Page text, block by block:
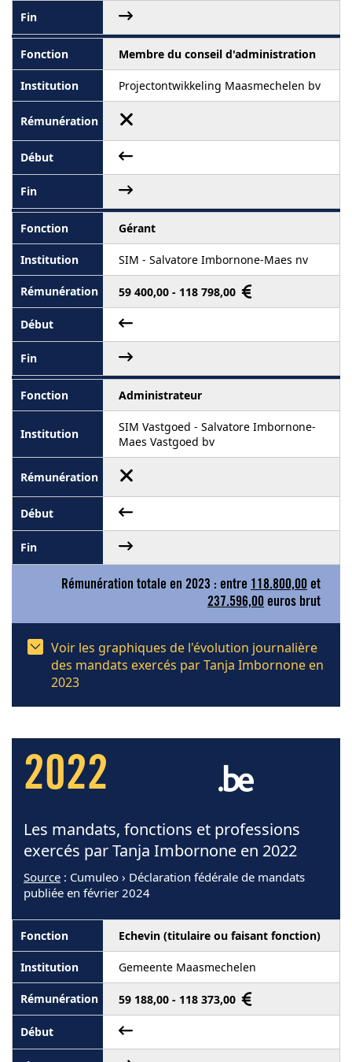
Membre du conseil d'administration
Projectontwikkeling Maasmechelen bv
Gérant
SIM - Salvatore Imbornone-Maes nv
59 400,00 - 118 798,00
Administrateur
SIM Vastgoed - Salvatore Imbornone-
Maes Vastgoed bv
Rémunération totale en 2023 : entre 118.800,00 et
237.596,00 euros brut
Voir les graphiques de l'évolution journalière
des mandats exercés par Tanja Imbornone en
2023
2022
Les mandats, fonctions et professions
exercés par Tanja Imbornone en 2022
Source : Cumuleo › Déclaration fédérale de mandats
publiée en février 2024
Echevin (titulaire ou faisant fonction)
Gemeente Maasmechelen
59 188,00 - 118 373,00